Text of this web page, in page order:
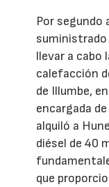
Por segundo
suministrado
llevar a cabo
calefacción
de Illumbe,
encargada
alquiló a
diésel de 40
que